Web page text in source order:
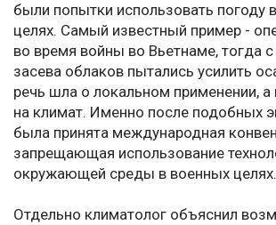
были попытки использовать погоду
целях. Самый известный пример -
во время войны во Вьетнаме, тогда
засева облаков пытались усилить
речь шла о локальном применении, а
на климат. Именно после подобных
была принята международная
запрещающая использование
окружающей среды в военных целях.
Отдельно климатолог объяснил